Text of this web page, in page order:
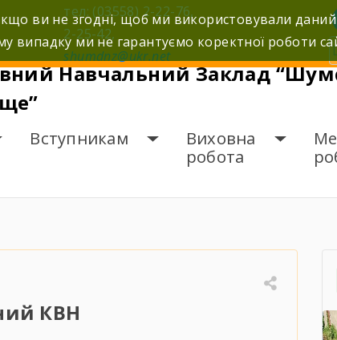
тел: (03558) 2-22-76,
2-25-42,
shumdnz@ukr.net
Навчальний Заклад
Вступникам
Виховна
робота
КВН
ви не згодні, щоб ми використовували
випадку ми не гарантуємо коректної роботи